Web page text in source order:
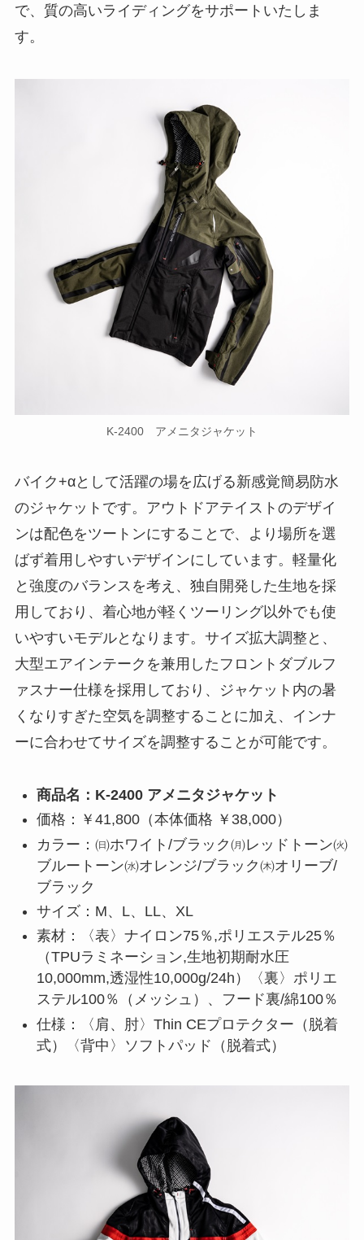
で、質の高いライディングをサポートいたしま
す。
K-2400 アメニタジャケット
バイク+αとして活躍の場を広げる新感覚簡易防水
のジャケットです。アウトドアテイストのデザイ
ンは配色をツートンにすることで、より場所を選
ばず着用しやすいデザインにしています。軽量化
と強度のバランスを考え、独自開発した生地を採
用しており、着心地が軽くツーリング以外でも使
いやすいモデルとなります。サイズ拡大調整と、
大型エアインテークを兼用したフロントダブルフ
ァスナー仕様を採用しており、ジャケット内の暑
くなりすぎた空気を調整することに加え、インナ
ーに合わせてサイズを調整することが可能です。
商品名：K-2400 アメニタジャケット
価格：￥41,800（本体価格 ￥38,000）
カラー：㈰ホワイト/ブラック㈪レッドトーン㈫
ブルートーン㈬オレンジ/ブラック㈭オリーブ/
ブラック
サイズ：M、L、LL、XL
素材：〈表〉ナイロン75％,ポリエステル25％
（TPUラミネーション,生地初期耐水圧
10,000mm,透湿性10,000g/24h）〈裏〉ポリエ
ステル100％（メッシュ）、フード裏/綿100％
仕様：〈肩、肘〉Thin CEプロテクター（脱着
式）〈背中〉ソフトパッド（脱着式）